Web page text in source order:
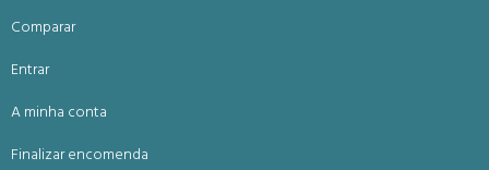
Comparar
Entrar
A minha conta
Finalizar encomenda